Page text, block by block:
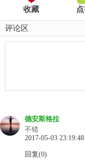
收藏
评论区
德安斯格拉
不错
2017-05-03 23:19:48
回复(0)